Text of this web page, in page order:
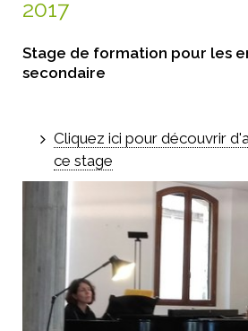
2017
Stage de formation pour les
secondaire
Cliquez ici pour découvrir
ce stage